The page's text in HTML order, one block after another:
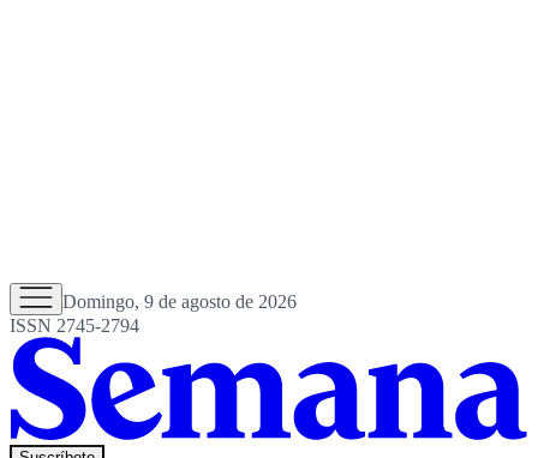
Domingo, 9 de agosto de 2026
ISSN 2745-2794